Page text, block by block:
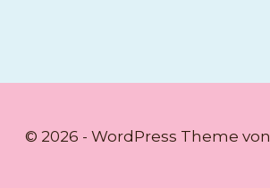
© 2026 - WordPress Theme von